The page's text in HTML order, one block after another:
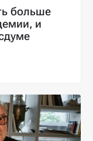
больше
и